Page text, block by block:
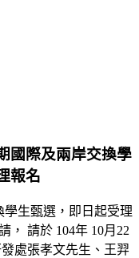
國際及兩岸交換學
報名
生甄選，即日起受理
， 請於 104年 10月22
處張孝文先生、王羿